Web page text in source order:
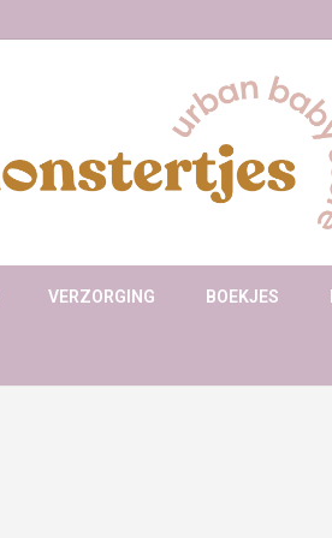
VERZORGING BOEKJES